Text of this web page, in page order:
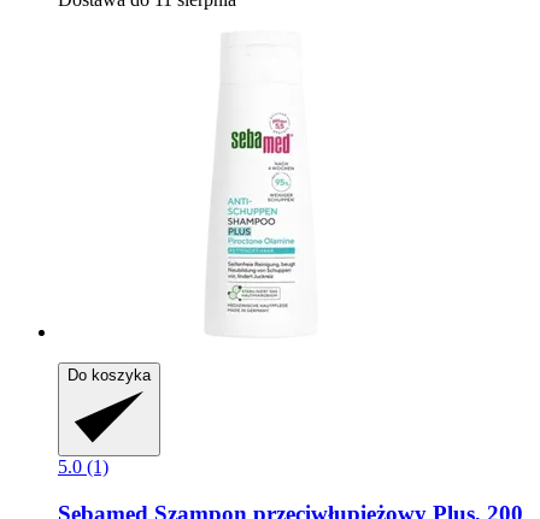
Do koszyka
5.0 (1)
Sebamed Szampon przeciwłupieżowy Plus, 200